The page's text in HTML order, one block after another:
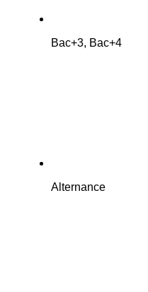
Bac+3, Bac+4
Alternance